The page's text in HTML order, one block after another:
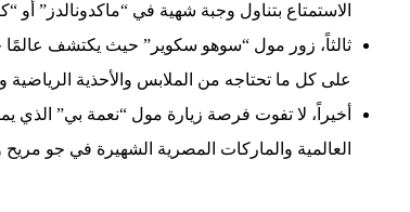
الاستمتاع بتناول وجبة شهية في “ماكدونالدز”
ثالثاً، زور مول “سوهو سكوير” حيث يكتشف عالمًا
على كل ما تحتاجه من الملابس والأحذية
أخيراً، لا تفوت فرصة زيارة مول “نعمة بي” الذي
العالمية والماركات المصرية الشهيرة في جو